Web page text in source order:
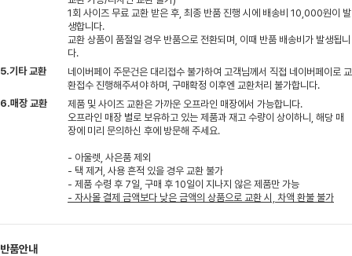
1회 사이즈 무료 교환 받은 후, 최종 반품 진행 시에 배송비 10,000원이 발
생합니다.
교환 상품이 품절일 경우 반품으로 전환되며, 이때 반품 배송비가 발생됩니
다.
5.기타 교환
네이버페이 주문건은 대리접수 불가하여 고객님께서 직접 네이버페이로 교
환접수 진행해주셔야 하며, 구매확정 이후엔 교환처리 불가합니다.
6.매장 교환
제품 및 사이즈 교환은 가까운 오프라인 매장에서 가능합니다.
오프라인 매장 별로 보유하고 있는 제품과 재고 수량이 상이하니, 해당 매
장에 미리 문의하신 후에 방문해 주세요.
- 아울렛, 사은품 제외
- 택 제거, 사용 흔적 있을 경우 교환 불가
- 제품 수령 후 7일, 구매 후 10일이 지나지 않은 제품만 가능
- 자사몰 결제 금액보다 낮은 금액의 상품으로 교환 시, 차액 환불 불가
반품안내